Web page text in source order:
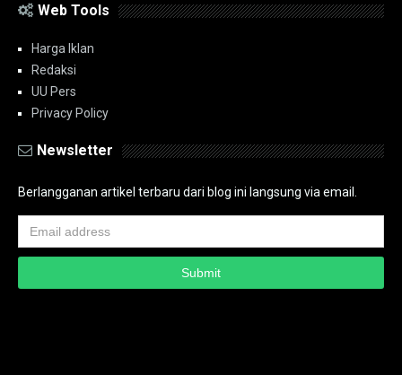
Web Tools
Harga Iklan
Redaksi
UU Pers
Privacy Policy
Newsletter
Berlangganan artikel terbaru dari blog ini langsung via email.